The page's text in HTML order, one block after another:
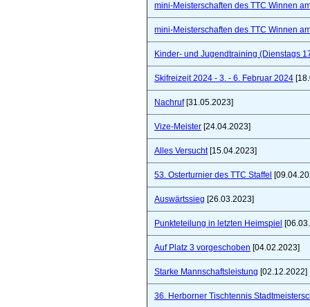
mini-Meisterschaften des TTC Winnen
mini-Meisterschaften des TTC Winnen
Kinder- und Jugendtraining (Dienstags
Skifreizeit 2024 - 3. - 6. Februar 2024
Nachruf[31.05.2023]
Vize-Meister [24.04.2023]
Alles Versucht[15.04.2023]
53. Osterturnier des TTC Staffel
Auswärtssieg [26.03.2023]
Punkteteilung in letzten Heimspiel
Auf Platz 3 vorgeschoben [04.02.2023]
Starke Mannschaftsleistung [02.12.2022]
36. Herborner Tischtennis